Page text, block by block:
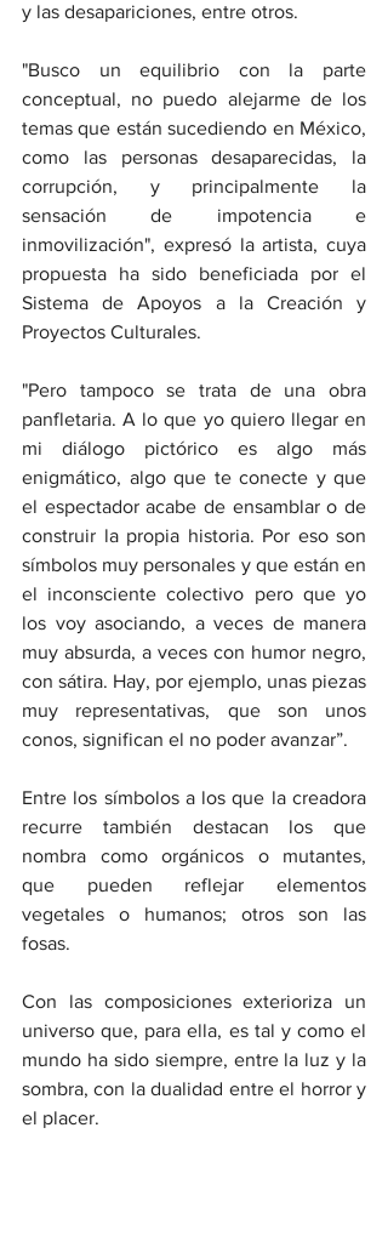
y las desapariciones, entre otros.
"Busco un equilibrio con la parte
conceptual, no puedo alejarme de los
temas que están sucediendo en México,
como las personas desaparecidas, la
corrupción, y principalmente la
sensación de impotencia e
inmovilización", expresó la artista, cuya
propuesta ha sido beneficiada por el
Sistema de Apoyos a la Creación y
Proyectos Culturales.
"Pero tampoco se trata de una obra
panfletaria. A lo que yo quiero llegar en
mi diálogo pictórico es algo más
enigmático, algo que te conecte y que
el espectador acabe de ensamblar o de
construir la propia historia. Por eso son
símbolos muy personales y que están en
el inconsciente colectivo pero que yo
los voy asociando, a veces de manera
muy absurda, a veces con humor negro,
con sátira. Hay, por ejemplo, unas piezas
muy representativas, que son unos
conos, significan el no poder avanzar”.
Entre los símbolos a los que la creadora
recurre también destacan los que
nombra como orgánicos o mutantes,
que pueden reflejar elementos
vegetales o humanos; otros son las
fosas.
Con las composiciones exterioriza un
universo que, para ella, es tal y como el
mundo ha sido siempre, entre la luz y la
sombra, con la dualidad entre el horror y
el placer.